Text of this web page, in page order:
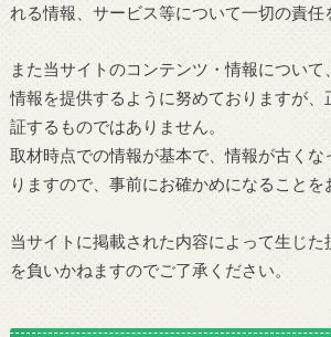
れる情報、サービス等について一切の責任
また当サイトのコンテンツ・情報につい
情報を提供するように努めておりますが、
証するものではありません。
取材時点での情報が基本で、情報が古くな
りますので、事前にお確かめになることを
当サイトに掲載された内容によって生じ
を負いかねますのでご了承ください。